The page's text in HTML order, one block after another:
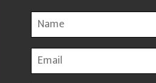
Name
Email